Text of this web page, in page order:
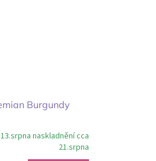
Burgundy
naskladnění cca
21.srpna